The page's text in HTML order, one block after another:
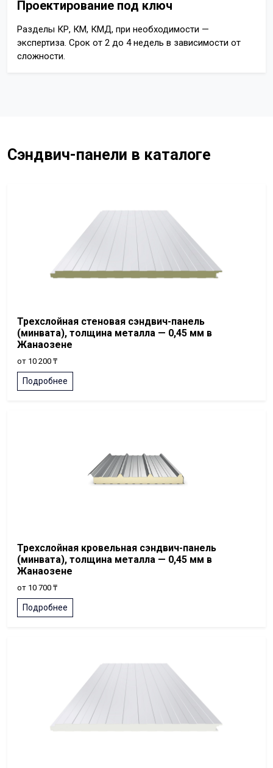
Проектирование под ключ
Разделы КР, КМ, КМД, при необходимости —
экспертиза. Срок от 2 до 4 недель в зависимости от
сложности.
Сэндвич-панели в каталоге
Трехслойная стеновая сэндвич-панель
(минвата), толщина металла — 0,45 мм в
Жанаозене
от 10 200 ₸
Подробнее
Трехслойная кровельная сэндвич-панель
(минвата), толщина металла — 0,45 мм в
Жанаозене
от 10 700 ₸
Подробнее